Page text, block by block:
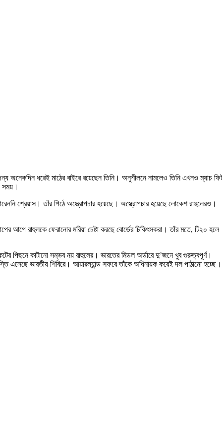
অনেকদিন ধরেই মাঠের বাইরে রয়েছেন তিনি। অনুশীলনে নামলেও তিনি এখনও ম্যাচ
সময়।
শ্রেয়াস। তাঁর পিঠে অস্ত্রোপচার হয়েছে। অস্ত্রোপচার হয়েছে লোকেশ রাহুলেরও।
রাহুলকে ফেরানোর মরিয়া চেষ্টা করছে বোর্ডের চিকিৎসকরা। তাঁর মতে, টি২০ হলে
পিছনে কাটানো সম্ভব নয় রাহুলের। ভারতের মিডল অর্ডারে দু’জনে খুব গুরুত্বপূর্ণ।
এসেছে ভারতীয় শিবিরে। আয়ারল্যান্ড সফরে তাঁকে অধিনায়ক করেই দল পাঠানো হচ্ছে।